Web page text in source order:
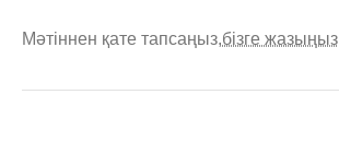
Мәтіннен қате тапсаңыз,бізге жазыңыз